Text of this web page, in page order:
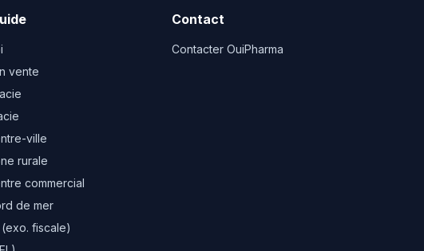
vente
ville
rurale
commercial
de mer
(exo. fiscale)
Contact
Contacter OuiPharma